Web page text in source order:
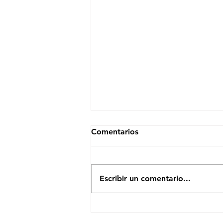
Comentarios
Escribir un comentario...